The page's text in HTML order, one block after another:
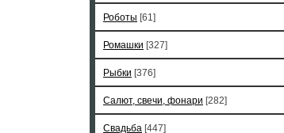
Роботы [61]
Ромашки [327]
Рыбки [376]
Салют, свечи, фонари [282]
Свадьба [447]